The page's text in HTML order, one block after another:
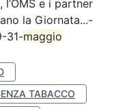
, l’OMS e i partner
la Giornata...-
31-maggio
TABACCO